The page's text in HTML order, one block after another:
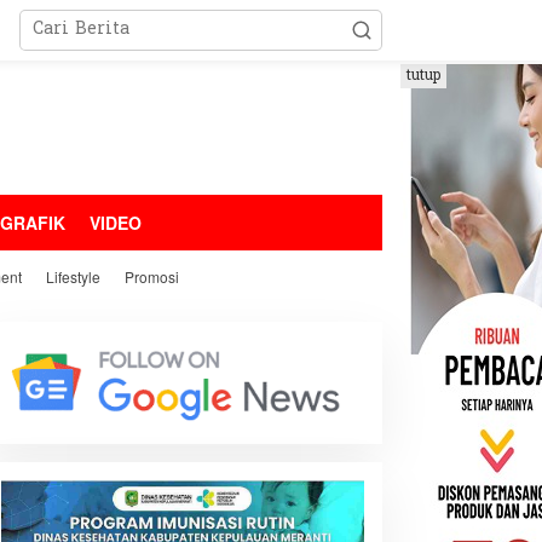
VIDEO
Lifestyle Promosi
tutup